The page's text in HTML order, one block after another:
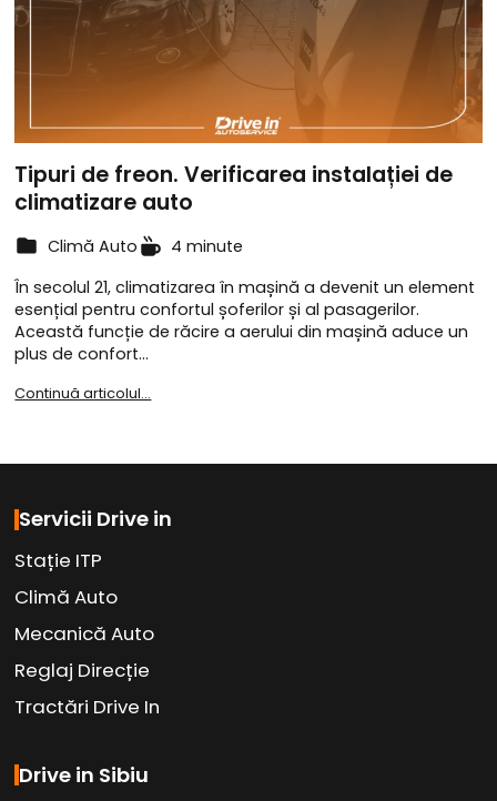
Tipuri de freon. Verificarea instalației de
climatizare auto
Climă Auto
4 minute
În secolul 21, climatizarea în mașină a devenit un element
esențial pentru confortul șoferilor și al pasagerilor.
Această funcție de răcire a aerului din mașină aduce un
plus de confort…
Continuă articolul...
Servicii Drive in
Stație ITP
Climă Auto
Mecanică Auto
Reglaj Direcție
Tractări Drive In
Drive in Sibiu